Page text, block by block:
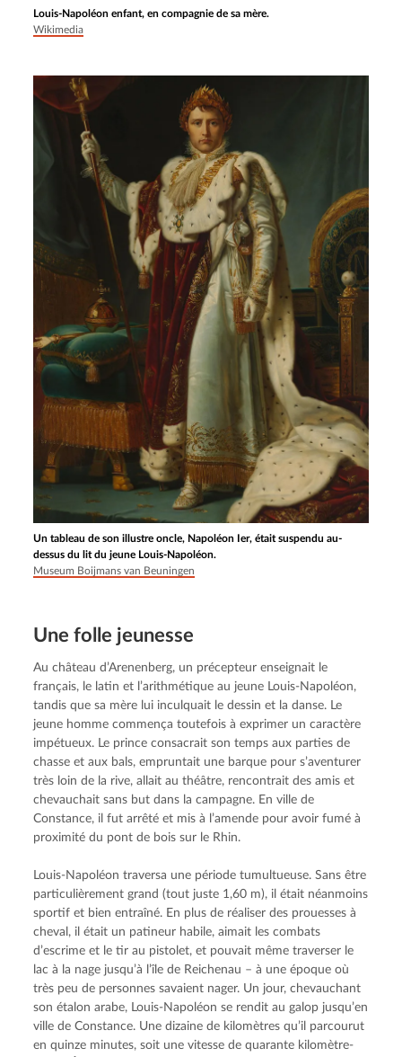
Louis-Napoléon enfant, en compagnie de sa mère.
Wikimedia
Un tableau de son illustre oncle, Napoléon Ier, était suspendu au-
dessus du lit du jeune Louis-Napoléon.
Museum Boijmans van Beuningen
Une folle jeunesse
Au château d’Arenenberg, un précepteur enseignait le
français, le latin et l’arithmétique au jeune Louis-Napoléon,
tandis que sa mère lui inculquait le dessin et la danse. Le
jeune homme commença toutefois à exprimer un caractère
impétueux. Le prince consacrait son temps aux parties de
chasse et aux bals, empruntait une barque pour s’aventurer
très loin de la rive, allait au théâtre, rencontrait des amis et
chevauchait sans but dans la campagne. En ville de
Constance, il fut arrêté et mis à l’amende pour avoir fumé à
proximité du pont de bois sur le Rhin.
Louis-Napoléon traversa une période tumultueuse. Sans être
particulièrement grand (tout juste 1,60 m), il était néanmoins
sportif et bien entraîné. En plus de réaliser des prouesses à
cheval, il était un patineur habile, aimait les combats
d’escrime et le tir au pistolet, et pouvait même traverser le
lac à la nage jusqu’à l’île de Reichenau – à une époque où
très peu de personnes savaient nager. Un jour, chevauchant
son étalon arabe, Louis-Napoléon se rendit au galop jusqu’en
ville de Constance. Une dizaine de kilomètres qu’il parcourut
en quinze minutes, soit une vitesse de quarante kilomètre-